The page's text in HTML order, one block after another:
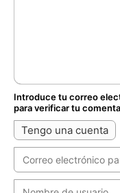
Introduce tu correo
para verificar tu
Tengo una cuenta